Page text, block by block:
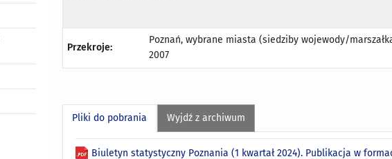
Przekroje:
Poznań, wybrane miasta (siedziby wojewody/
2007
Pliki do pobrania Wyjdź z archiwum
Biuletyn statystyczny Poznania (1 kwartał 2024). Publikacja w